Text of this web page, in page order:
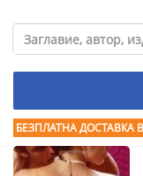
БЕЗПЛАТНА ДОСТАВКА